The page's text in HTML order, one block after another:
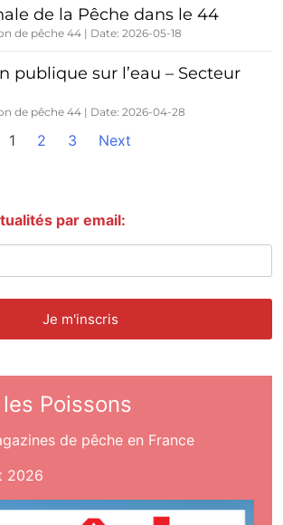
de la Pêche dans le 44
de pêche 44 Date: 2026-05-18
publique sur l’eau – Secteur
de pêche 44 Date: 2026-04-28
1 2 3 Next
par email:
Poissons
de pêche en France
2026